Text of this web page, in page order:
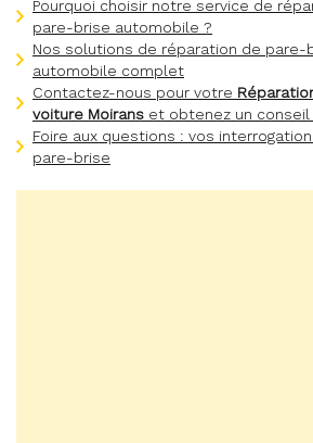
Pourquoi choisir notre service de
pare-brise automobile ?
Nos solutions de réparation de
automobile complet
Contactez-nous pour votre
voiture Moirans et obtenez un
Foire aux questions : vos
pare-brise